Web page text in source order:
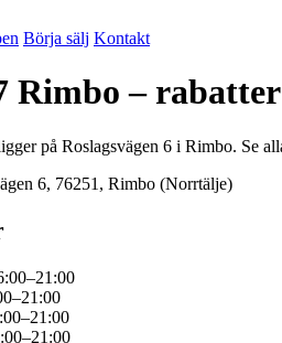
Börja sälj Kontakt
Rimbo –
på Roslagsvägen 6 i Rimbo. Se
6, 76251, Rimbo (Norrtälje)